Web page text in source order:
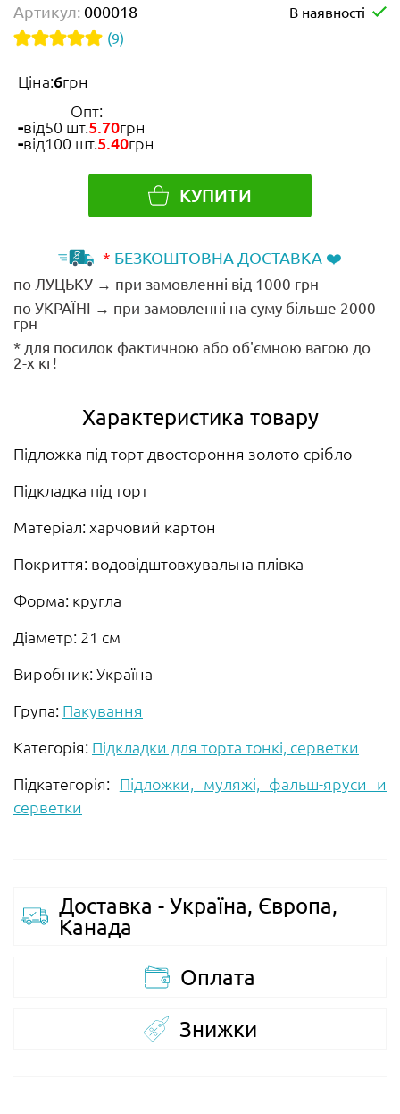
Артикул: 000018
В наявності
(9)
Ціна:6грн
Опт:
від50 шт.5.70грн
від100 шт.5.40грн
КУПИТИ
* БЕЗКОШТОВНА ДОСТАВКА ❤️
по ЛУЦЬКУ → при замовленні від 1000 грн
по УКРАЇНІ → при замовленні на суму більше 2000
грн
* для посилок фактичною або об'ємною вагою до
2-х кг!
Характеристика товару
Підложка під торт двостороння золото-срібло
Підкладка під торт
Матеріал: харчовий картон
Покриття: водовідштовхувальна плівка
Форма: кругла
Діаметр: 21 см
Виробник: Україна
Група: Пакування
Категорія: Підкладки для торта тонкі, серветки
Підкатегорія: Підложки, муляжі, фальш-яруси и
серветки
Доставка - Україна, Європа,
Канада
Оплата
Знижки